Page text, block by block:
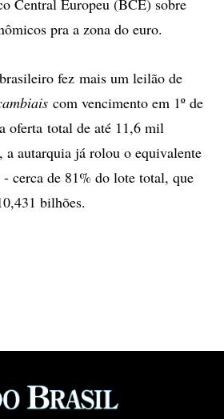
Central Europeu (BCE) sobre
pra a zona do euro.
fez mais um leilão de
com vencimento em 1º de
oferta total de até 11,6 mil
a autarquia já rolou o equivalente
cerca de 81% do lote total, que
bilhões.